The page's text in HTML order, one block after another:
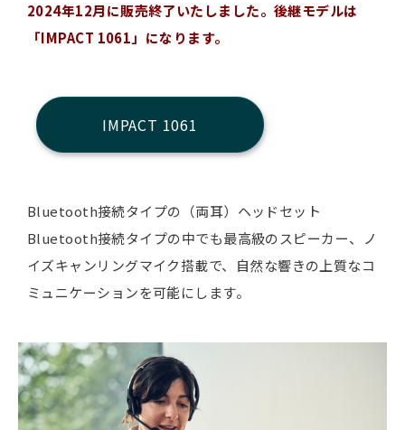
2024年12月に販売終了いたしました。後継モデルは
「IMPACT 1061」になります。
IMPACT 1061
Bluetooth接続タイプの（両耳）ヘッドセット
Bluetooth接続タイプの中でも最高級のスピーカー、ノ
イズキャンリングマイク搭載で、自然な響きの上質なコ
ミュニケーションを可能にします。